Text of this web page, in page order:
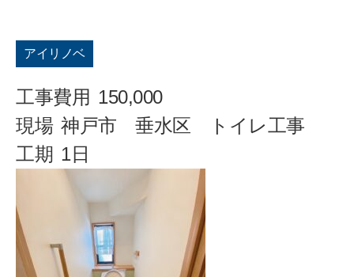
アイリノベ
工事費用 150,000
現場 神戸市 垂水区 トイレ工事
工期 1日